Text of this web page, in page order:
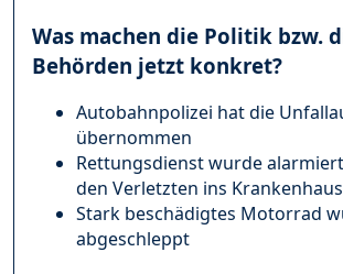
Was machen die Politik bzw.
Behörden jetzt konkret?
Autobahnpolizei hat die
übernommen
Rettungsdienst wurde
den Verletzten ins Krankenhaus
Stark beschädigtes Motorrad
abgeschleppt